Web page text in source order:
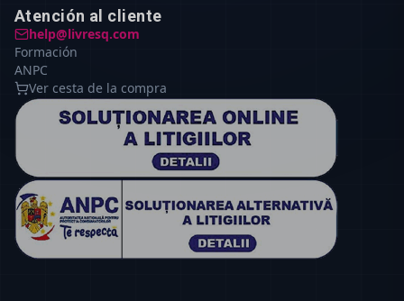
Atención al cliente
help@livresq.com
Formación
ANPC
Ver cesta de la compra